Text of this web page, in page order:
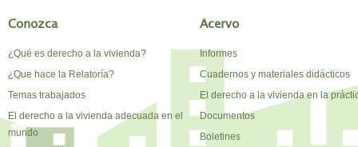
Conozca
¿Qué es derecho a la vivienda?
¿Que hace la Relatoría?
Temas trabajados
El derecho a la vivienda adecuada en el
mundo
Acervo
Informes
Cuadernos y materiales didácticos
El derecho a la vivienda en la
Documentos
Boletines